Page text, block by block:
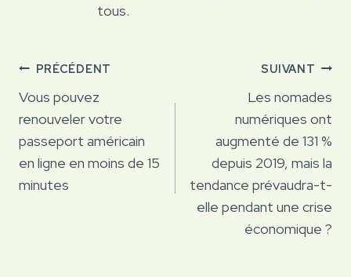
tous.
Navigation
de
l’article
PRÉCÉDENT
Vous pouvez
renouveler votre
passeport américain
en ligne en moins de 15
minutes
SUIVANT
Les nomades
numériques ont
augmenté de 131 %
depuis 2019, mais la
tendance prévaudra-t-
elle pendant une crise
économique ?